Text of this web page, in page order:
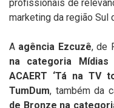
profissionais de
marketing da região Sul
A agência Ezcuzê, de
na categoria Mídias
ACAERT ‘Tá na TV
TumDum, também da
de Bronze na